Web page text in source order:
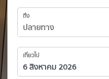
ถึง
เที่ยวไป